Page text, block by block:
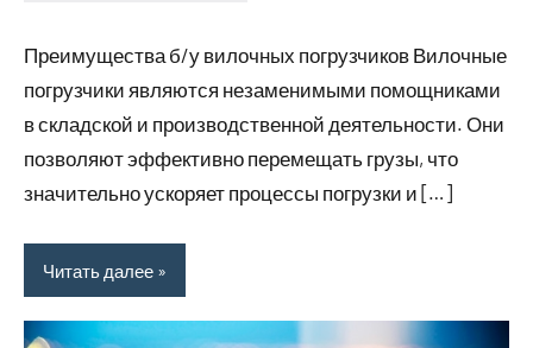
Преимущества б/у вилочных погрузчиков Вилочные
погрузчики являются незаменимыми помощниками
в складской и производственной деятельности. Они
позволяют эффективно перемещать грузы, что
значительно ускоряет процессы погрузки и […]
Читать далее